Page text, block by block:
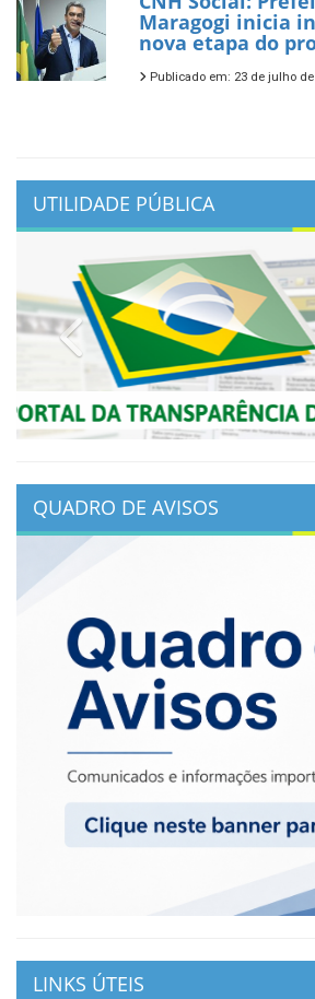
Maragogi inicia
nova etapa do
Publicado em: 23 de julho de
UTILIDADE PÚBLICA
Previous
QUADRO DE AVISOS
LINKS ÚTEIS